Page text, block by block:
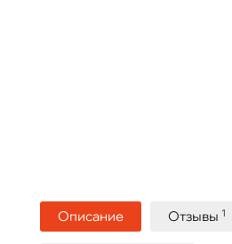
Описание Отзывы 1